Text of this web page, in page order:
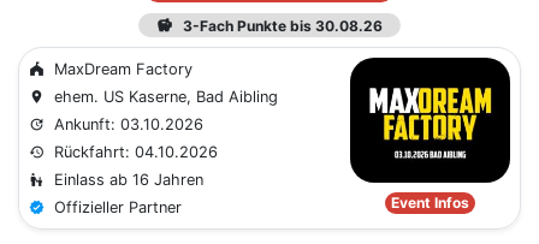
savings 3-Fach Punkte bis 30.08.26
festival MaxDream Factory
place ehem. US Kaserne, Bad Aibling
update Ankunft: 03.10.2026
history Rückfahrt: 04.10.2026
escalator_warning Einlass ab 16 Jahren
verified Offizieller Partner Event Infos